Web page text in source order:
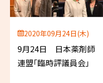
2020年09月24日(木)
9月24日 日本薬剤師
連盟「臨時評議員会」